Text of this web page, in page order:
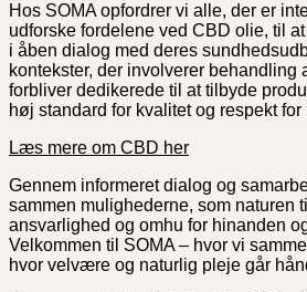
Hos SOMA opfordrer vi alle, der er
udforske fordelene ved CBD olie, til
i åben dialog med deres
kontekster, der involverer behandling
forbliver dedikerede til at tilbyde
høj standard for kvalitet og respekt
Læs mere om CBD her
Gennem informeret dialog og
sammen mulighederne, som naturen
ansvarlighed og omhu for hinanden
Velkommen til SOMA – hvor vi
hvor velvære og naturlig pleje går